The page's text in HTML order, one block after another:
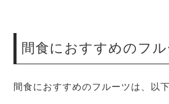
間食におすすめのフル
間食におすすめのフルーツは、以